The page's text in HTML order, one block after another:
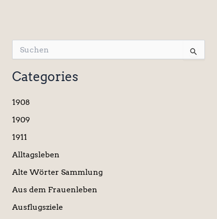
u
c
h
n
a
h
Categories
1908
1909
1911
Alltagsleben
Alte Wörter Sammlung
Aus dem Frauenleben
Ausflugsziele